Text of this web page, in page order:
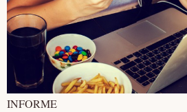
INFORME